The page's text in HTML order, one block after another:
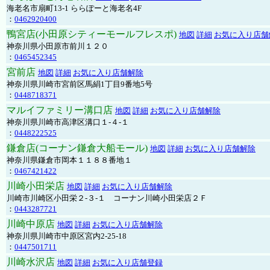
海老名市扇町13-1 ららぽーと海老名4F
： 0462920400
鴨宮店(小田原シティーモールフレスポ) 地図 詳細 お気に入り店
神奈川県小田原市前川１２０
： 0465452345
宮前店 地図 詳細 お気に入り店舗解除
神奈川県川崎市宮前区馬絹1丁目9番地5号
： 0448718371
マルイファミリー溝口店 地図 詳細 お気に入り店舗解除
神奈川県川崎市高津区溝口１-４-１
： 0448222525
鎌倉店(コーナン鎌倉大船モール) 地図 詳細 お気に入り店舗解除
神奈川県鎌倉市岡本１１８８番地１
： 0467421422
川崎小田栄店 地図 詳細 お気に入り店舗解除
川崎市川崎区小田栄２‐３‐１ コーナン川崎小田栄店２Ｆ
： 0443287721
川崎中原店 地図 詳細 お気に入り店舗解除
神奈川県川崎市中原区宮内2-25-18
： 0447501711
川崎水沢店 地図 詳細 お気に入り店舗登録